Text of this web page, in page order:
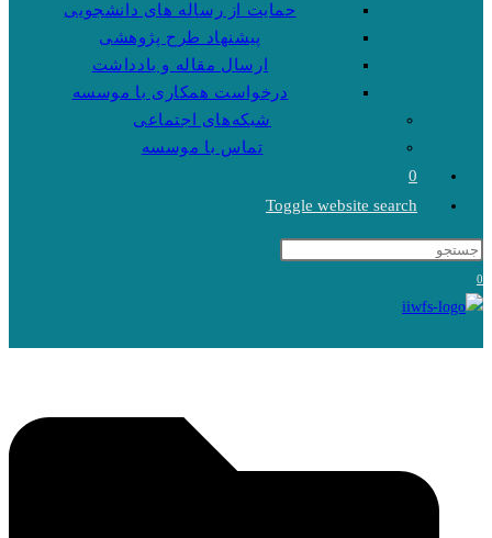
حمایت از رساله های دانشجویی
پیشنهاد طرح پژوهشی
ارسال مقاله و یادداشت
درخواست همکاری با موسسه
شبکه‌های اجتماعی
تماس با موسسه
0
Toggle website search
0